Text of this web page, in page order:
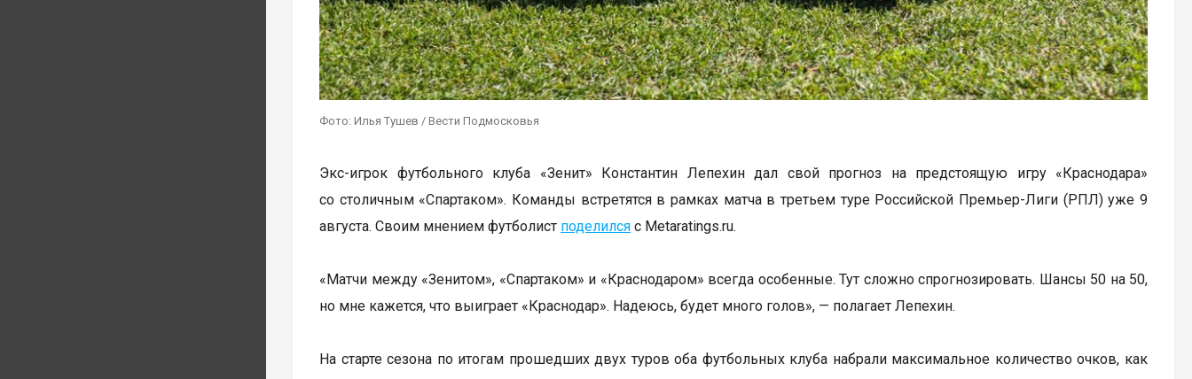
Фото: Илья Тушев / Вести Подмосковья
Экс-игрок футбольного клуба «Зенит» Константин Лепехин дал свой прогноз на предстоящую игру «Краснодара»
со столичным «Спартаком». Команды встретятся в рамках матча в третьем туре Российской Премьер-Лиги (РПЛ) уже 9
августа. Своим мнением футболист поделился с Metaratings.ru.
«Матчи между «Зенитом», «Спартаком» и «Краснодаром» всегда особенные. Тут сложно спрогнозировать. Шансы 50 на 50,
но мне кажется, что выиграет «Краснодар». Надеюсь, будет много голов», — полагает Лепехин.
На старте сезона по итогам прошедших двух туров оба футбольных клуба набрали максимальное количество очков, как